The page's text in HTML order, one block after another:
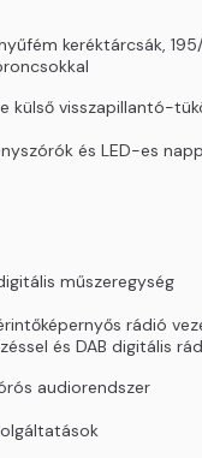
keréktárcsák,
külső visszapillantó-
és LED-es
műszeregység
rádió
és DAB digitális
audiorendszer